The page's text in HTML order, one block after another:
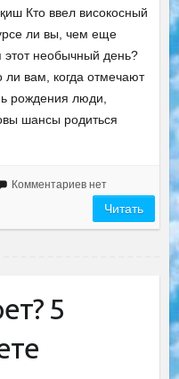
Кто ввел високосный
ли вы, чем еще
этот необычный день?
ли вам, когда отмечают
рождения люди,
шансы родиться
Комментариев нет
Читать
5